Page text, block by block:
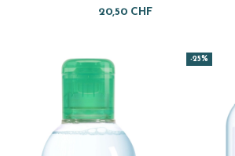
20,50 CHF
-25%